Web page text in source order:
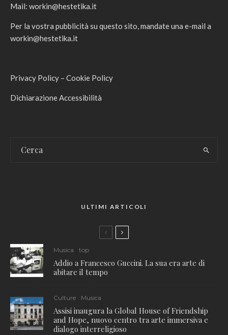
Mail: workin@hestetika.it
Per la vostra pubblicità su questo sito, mandate una e-mail a
workin@hestetika.it
Privacy Policy – Cookie Policy
Dichiarazione Accessibilità
ULTIMI ARTICOLI
Musica top
Addio a Francesco Guccini. La sua era arte di
abitare il tempo
Culture Musica
Assisi inaugura la Global House of Friendship
and Hope, nuovo centro tra arte immersiva e
dialogo interreligioso